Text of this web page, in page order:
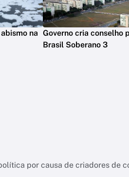
na Governo cria conselho
Brasil Soberano 3
por causa de criadores de